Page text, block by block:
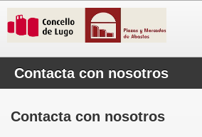
Contacta con nosotros
Contacta con nosotros